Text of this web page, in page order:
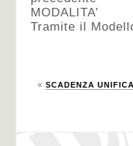
MODALITA’
Tramite il
« SCADENZA